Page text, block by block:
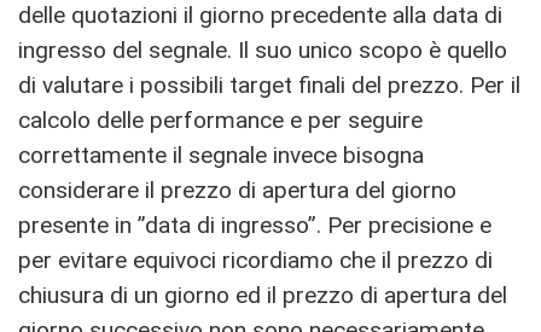
delle quotazioni il giorno precedente alla data di
ingresso del segnale. Il suo unico scopo è quello
di valutare i possibili target finali del prezzo. Per il
calcolo delle performance e per seguire
correttamente il segnale invece bisogna
considerare il prezzo di apertura del giorno
presente in ”data di ingresso”. Per precisione e
per evitare equivoci ricordiamo che il prezzo di
chiusura di un giorno ed il prezzo di apertura del